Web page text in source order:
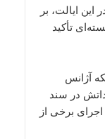
روسای 5 سازمان در این ایالت، بر
تأکید
آژانس
در سند
برخی از